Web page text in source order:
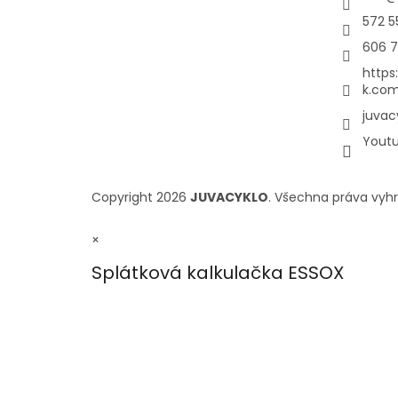
572
606
Copyright 2026 JUVACYKLO. Všechna práva
×
Splátková kalkulačka ESSOX